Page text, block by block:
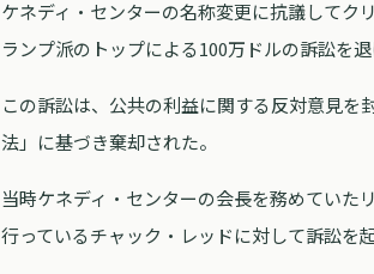
ケネディ・センターの名称変更に抗議してク
ランプ派のトップによる100万ドルの訴訟を退
この訴訟は、公共の利益に関する反対意見を
法」に基づき棄却された。
当時ケネディ・センターの会長を務めていた
行っているチャック・レッドに対して訴訟を